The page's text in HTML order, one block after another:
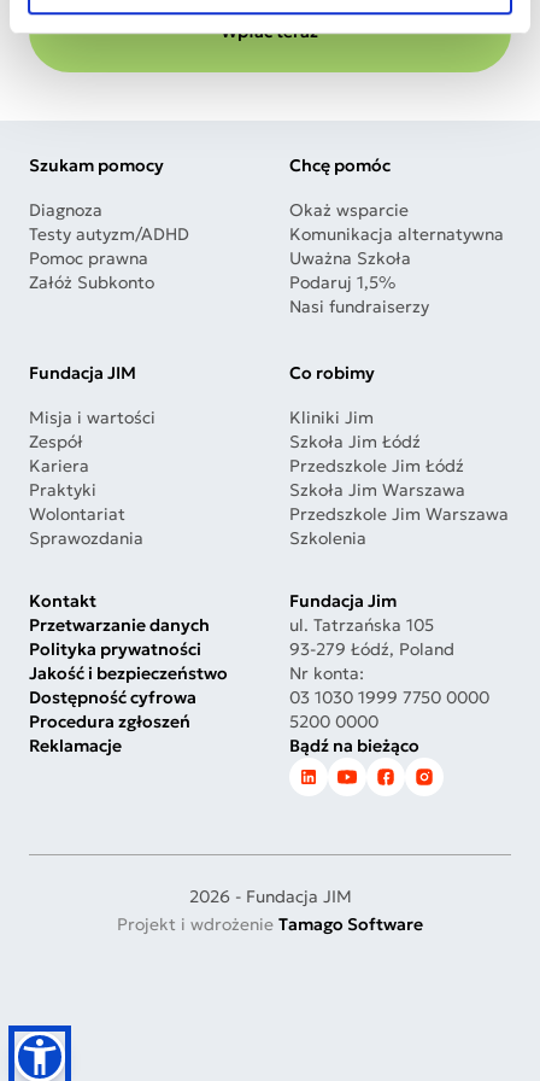
Wpłać teraz
Szukam pomocy
Diagnoza
Testy autyzm/ADHD
Pomoc prawna
Załóż Subkonto
Chcę pomóc
Okaż wsparcie
Komunikacja alternatywna
Uważna Szkoła
Podaruj 1,5%
Nasi fundraiserzy
Fundacja JIM
Misja i wartości
Zespół
Kariera
Praktyki
Wolontariat
Sprawozdania
Co robimy
Kliniki Jim
Szkoła Jim Łódź
Przedszkole Jim Łódź
Szkoła Jim Warszawa
Przedszkole Jim Warszawa
Szkolenia
Kontakt
Przetwarzanie danych
Polityka prywatności
Jakość i bezpieczeństwo
Dostępność cyfrowa
Procedura zgłoszeń
Reklamacje
Fundacja Jim
ul. Tatrzańska 105
93-279 Łódź, Poland
Nr konta:
03 1030 1999 7750 0000
5200 0000
Bądź na bieżąco
2026 - Fundacja JIM
Projekt i wdrożenie Tamago Software